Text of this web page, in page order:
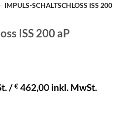
IMPULS-SCHALTSCHLOSS ISS 200
ISS 200 aP
/€ 462,00 inkl. MwSt.